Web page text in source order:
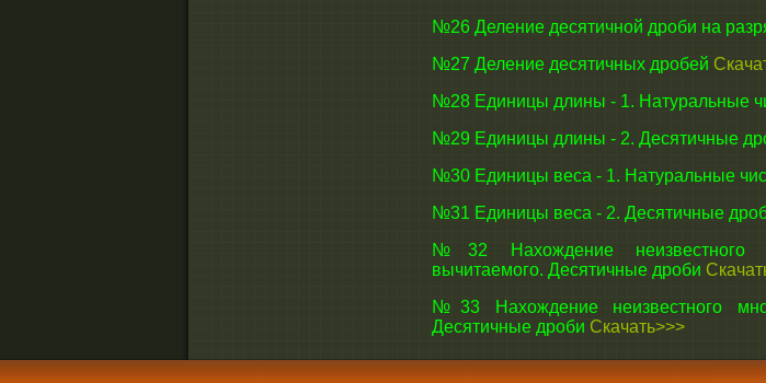
№26 Деление десятичной дроби на
№27 Деление десятичных дробей
№28 Единицы длины - 1. Натуральные
№29 Единицы длины - 2. Десятичные
№30 Единицы веса - 1. Натуральные
№31 Единицы веса - 2. Десятичные
№32 Нахождение неизвестного
вычитаемого. Десятичные дроби
№33 Нахождение неизвестного
Десятичные дроби Скачать>>>